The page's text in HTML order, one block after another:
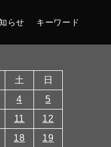
らせ キーワード
土
日
4
5
11
12
18
19